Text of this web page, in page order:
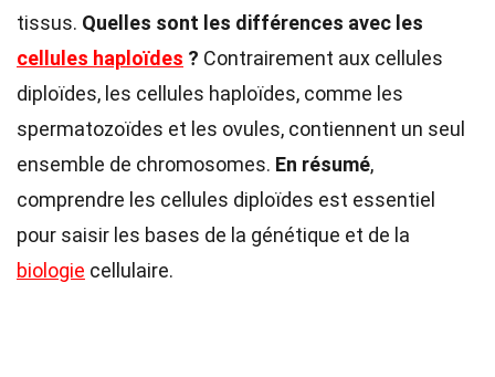
tissus. Quelles sont les différences avec les
cellules haploïdes ? Contrairement aux cellules
diploïdes, les cellules haploïdes, comme les
spermatozoïdes et les ovules, contiennent un seul
ensemble de chromosomes. En résumé,
comprendre les cellules diploïdes est essentiel
pour saisir les bases de la génétique et de la
biologie cellulaire.